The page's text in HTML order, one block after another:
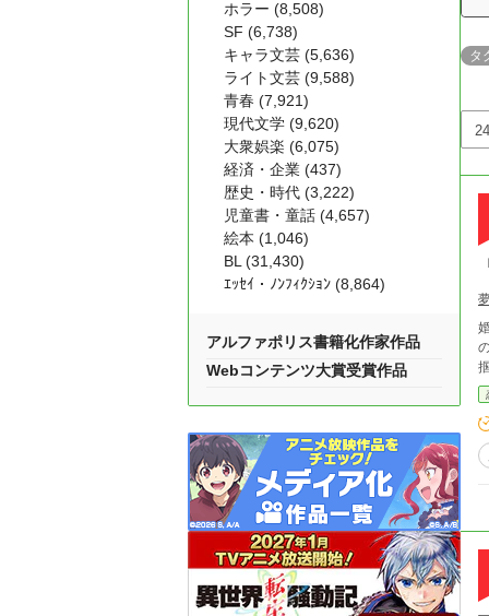
タ
婚
の
ホラー (8,508)
SF (6,738)
キャラ文芸 (5,636)
ライト文芸 (9,588)
青春 (7,921)
現代文学 (9,620)
大衆娯楽 (6,075)
経済・企業 (437)
歴史・時代 (3,222)
児童書・童話 (4,657)
絵本 (1,046)
BL (31,430)
ｴｯｾｲ・ﾉﾝﾌｨｸｼｮﾝ (8,864)
アルファポリス書籍化作家作品
Webコンテンツ大賞受賞作品